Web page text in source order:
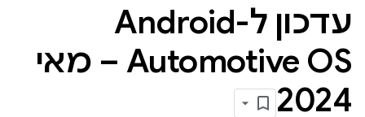
עדכון ל-Android
Automotive OS – מאי
2024